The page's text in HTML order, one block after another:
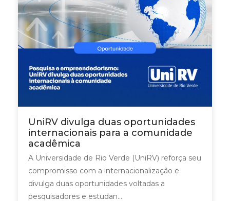
UniRV divulga duas oportunidades
internacionais para a comunidade
acadêmica
A Universidade de Rio Verde (UniRV) reforça seu
compromisso com a internacionalização e
divulga duas oportunidades voltadas a
pesquisadores e estudan...